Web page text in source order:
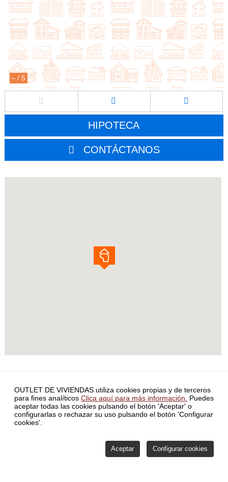
– /5
HIPOTECA
CONTÁCTANOS
ATENCIÓN DE RECLAMACIONES
POLÍTICA DE PRIVACIDAD
SIMULADOR HIPOTECA
FORMA PARTE DE NUESTRA RED
COMISIONES
POLÍTICA DE VENTAS Y MÉTODOS DE PAGO
COMISIONES
ÚLTIMAS NOTICIAS
POLÍTICA DE COOKIES
OUTLET DE VIVIENDAS utiliza cookies propias y de terceros
para fines analíticos Clica aquí para más información.
Puedes
aceptar todas las cookies pulsando el botón 'Aceptar' o
configurarlas o rechazar su uso pulsando el botón 'Configurar
cookies'.
Aceptar Configurar cookies